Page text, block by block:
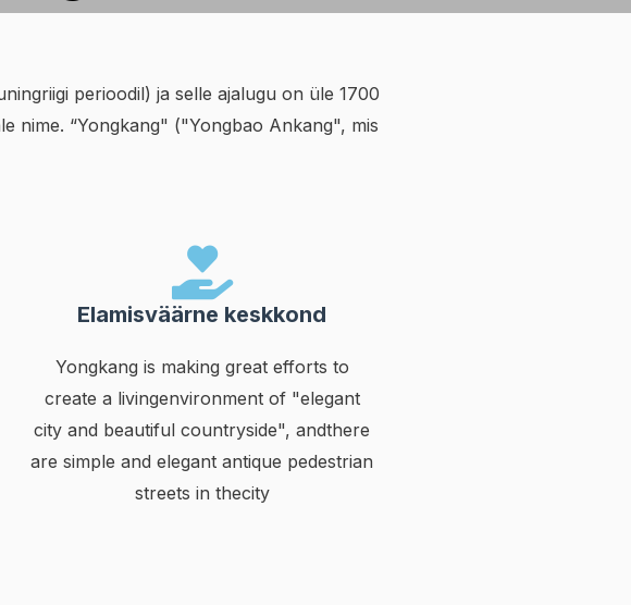
perioodil) ja selle ajalugu on üle 1700
nime. “Yongkang" ("Yongbao Ankang", mis
Elamisväärne keskkond
Yongkang is making great efforts to
create a livingenvironment of "elegant
city and beautiful countryside", andthere
are simple and elegant antique pedestrian
streets in thecity